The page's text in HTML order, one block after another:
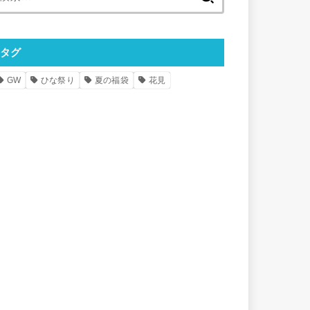
タグ
GW ひな祭り 夏の福袋 花見